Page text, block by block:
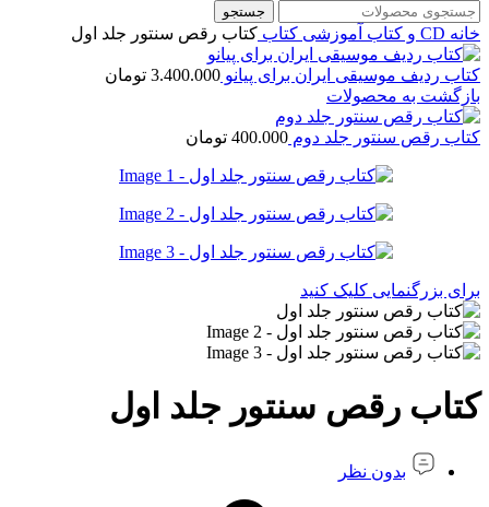
جستجو
خانه CD و کتاب آموزشی کتاب کتاب رقص سنتور جلد اول
کتاب ردیف موسیقی ایران برای پیانو 3.400.000 تومان
بازگشت به محصولات
کتاب رقص سنتور جلد دوم 400.000 تومان
برای بزرگنمایی کلیک کنید
کتاب رقص سنتور جلد اول
بدون نظر